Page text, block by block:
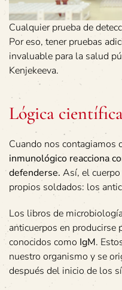
Cualquier prueba de
Por eso, tener pruebas
invaluable para la salud
Kenjekeeva.
Lógica
Cuando nos contagiamos
inmunológico reacciona
defenderse. Así, el
propios soldados: los
Los libros de
anticuerpos en producirse
conocidos como IgM.
nuestro organismo y se
después del inicio de los